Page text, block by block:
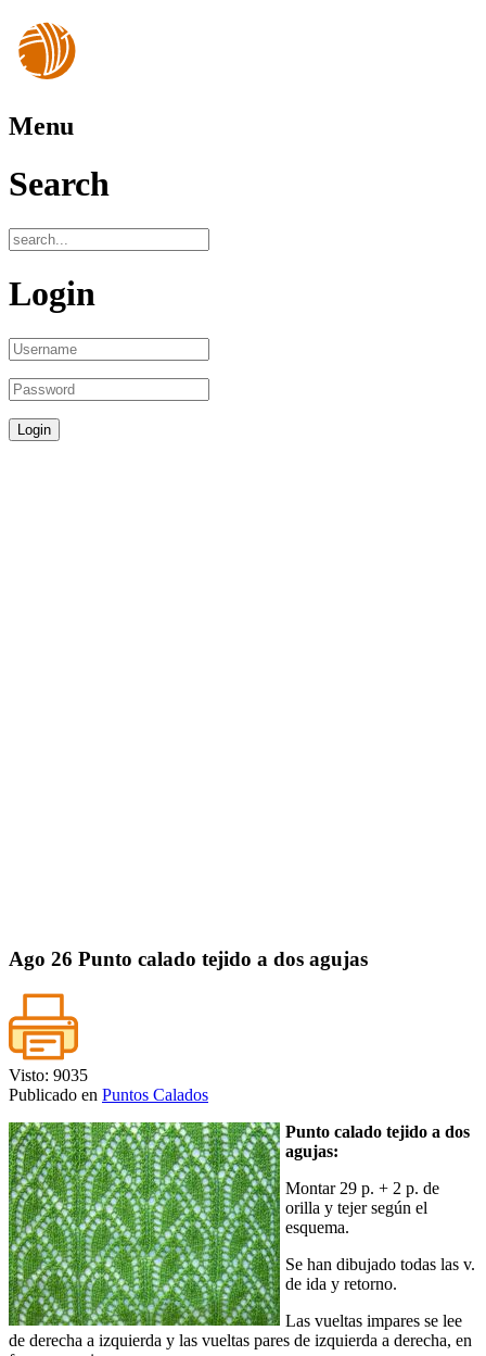
Menu
Search
Login
Ago 26 Punto calado tejido a dos agujas
Visto: 9035
Publicado en Puntos Calados
Punto calado tejido a dos
agujas:
Montar 29 p. + 2 p. de
orilla y tejer según el
esquema.
Se han dibujado todas las v.
de ida y retorno.
Las vueltas impares se lee
de derecha a izquierda y las vueltas pares de izquierda a derecha, en